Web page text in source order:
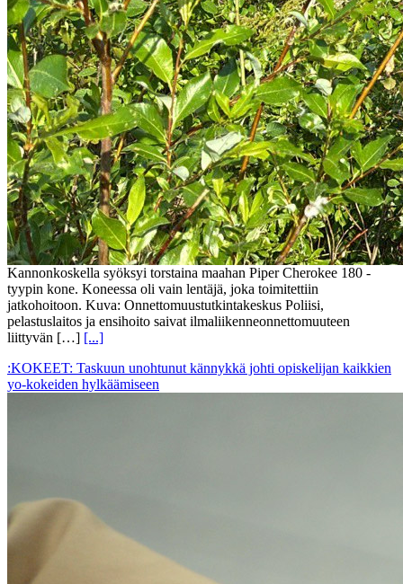
Kannonkoskella syöksyi torstaina maahan Piper Cherokee 180 -
tyypin kone. Koneessa oli vain lentäjä, joka toimitettiin
jatkohoitoon. Kuva: Onnettomuustutkintakeskus Poliisi,
pelastuslaitos ja ensihoito saivat ilmaliikenneonnettomuuteen
liittyvän […] [...]
:KOKEET: Taskuun unohtunut kännykkä johti opiskelijan kaikkien
yo-kokeiden hylkäämiseen